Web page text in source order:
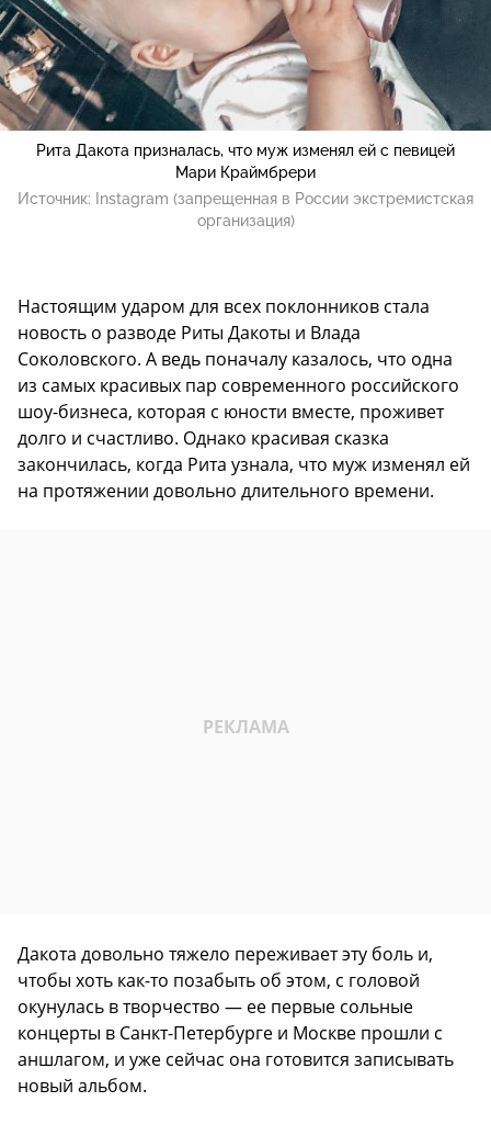
Рита Дакота призналась, что муж изменял ей с певицей
Мари Краймбрери
Источник:
Instagram (запрещенная в России экстремистская
организация)
Настоящим ударом для всех поклонников стала
новость о разводе Риты Дакоты и Влада
Соколовского. А ведь поначалу казалось, что одна
из самых красивых пар современного российского
шоу-бизнеса, которая с юности вместе, проживет
долго и счастливо. Однако красивая сказка
закончилась, когда Рита узнала, что муж изменял ей
на протяжении довольно длительного времени.
Дакота довольно тяжело переживает эту боль и,
чтобы хоть как-то позабыть об этом, с головой
окунулась в творчество — ее первые сольные
концерты в Санкт-Петербурге и Москве прошли с
аншлагом, и уже сейчас она готовится записывать
новый альбом.